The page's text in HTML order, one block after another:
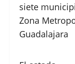
siete
Zona
Guadalajara